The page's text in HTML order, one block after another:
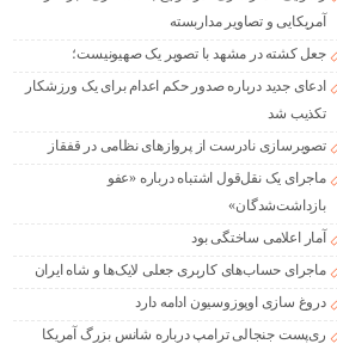
آمریکایی و تصاویر مداربسته
جعل کشته در مشهد با تصویر یک صهیونیست؛
ادعای جدید درباره صدور حکم اعدام برای یک ورزشکار
تکذیب شد
تصویرسازی نادرست از پروازهای نظامی در قفقاز
ماجرای یک نقل‌قول اشتباه درباره «عفو
بازداشت‌شدگان»
آمار اعلامی ساختگی بود
ماجرای حساب‌های کاربری جعلی لایک‌ها و شاه ایران
دروغ سازی اوپوزوسیون ادامه دارد
ری‌پست جنجالی ترامپ درباره شانس بزرگ آمریکا